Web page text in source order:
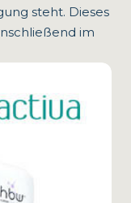
steht. Dieses
im